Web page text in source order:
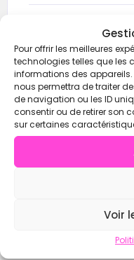
Pour offrir les meilleures
technologies telles que les
informations des
nous permettra de traiter
de navigation ou les ID
consentir ou de retirer son
sur certaines
Voir
Contacter